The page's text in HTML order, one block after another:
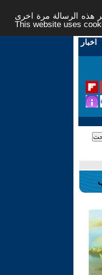
هذه الرسالة مرة اخرى -
This website uses
- اخبار